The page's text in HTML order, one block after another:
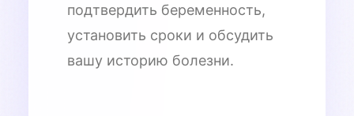
подтвердить беременность,
установить сроки и обсудить
вашу историю болезни.